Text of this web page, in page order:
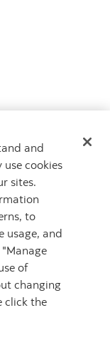
nous par
Confidentialité
and
cookies
sites.
to
usage, and
of
changing
click the